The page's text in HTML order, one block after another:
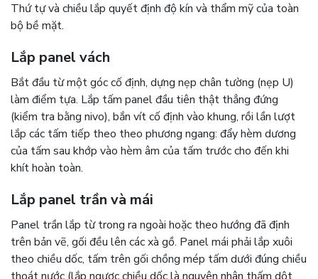
Thứ tự và chiều lắp quyết định độ kín và thẩm mỹ của toàn
bộ bề mặt.
Lắp panel vách
Bắt đầu từ một góc cố định, dựng nẹp chân tường (nẹp U)
làm điểm tựa. Lắp tấm panel đầu tiên thật thẳng đứng
(kiểm tra bằng nivo), bắn vít cố định vào khung, rồi lần lượt
lắp các tấm tiếp theo theo phương ngang: đẩy hèm dương
của tấm sau khớp vào hèm âm của tấm trước cho đến khi
khít hoàn toàn.
Lắp panel trần và mái
Panel trần lắp từ trong ra ngoài hoặc theo hướng đã định
trên bản vẽ, gối đều lên các xà gồ. Panel mái phải lắp xuôi
theo chiều dốc, tấm trên gối chồng mép tấm dưới đúng chiều